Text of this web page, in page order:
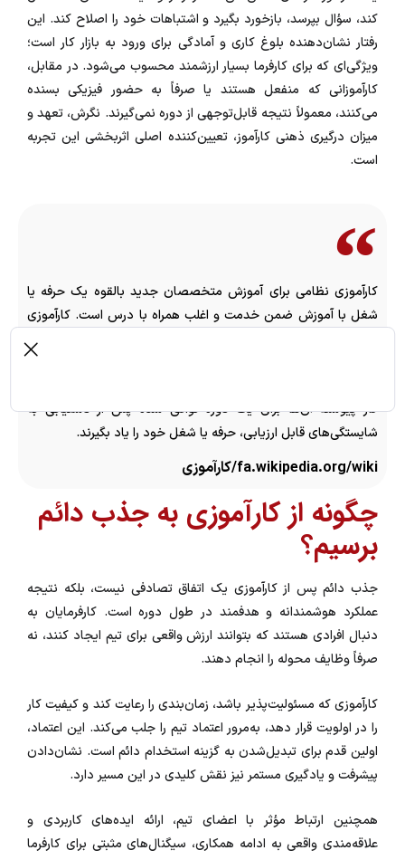
کند، سؤال بپرسد، بازخورد بگیرد و اشتباهات خود را اصلاح کند. این
رفتار نشان‌دهنده بلوغ کاری و آمادگی برای ورود به بازار کار است؛
ویژگی‌ای که برای کارفرما بسیار ارزشمند محسوب می‌شود. در مقابل،
کارآموزانی که منفعل هستند یا صرفاً به حضور فیزیکی بسنده
می‌کنند، معمولاً نتیجه قابل‌توجهی از دوره نمی‌گیرند. نگرش، تعهد و
میزان درگیری ذهنی کارآموز، تعیین‌کننده اصلی اثربخشی این تجربه
است.
کارآموزی نظامی برای آموزش متخصصان جدید بالقوه یک حرفه یا
شغل با آموزش ضمن خدمت و اغلب همراه با درس است. کارآموزی
همچنین ممکن است متخصصان را توانمند سازد تا مجوز فعالیت در
یک شغل تحت نظارت را کسب کنند. بیشتر آموزش آن‌ها در هنگام کار
کار پیوسته آن‌ها برای یک دوره توافق شده پس از دستیابی به
شایستگی‌های قابل ارزیابی، حرفه یا شغل خود را یاد بگیرند.
fa.wikipedia.org/wiki/کارآموزی
چگونه از کارآموزی به جذب دائم
برسیم؟
جذب دائم پس از کارآموزی یک اتفاق تصادفی نیست، بلکه نتیجه
عملکرد هوشمندانه و هدفمند در طول دوره است. کارفرمایان به
دنبال افرادی هستند که بتوانند ارزش واقعی برای تیم ایجاد کنند، نه
صرفاً وظایف محوله را انجام دهند.
کارآموزی که مسئولیت‌پذیر باشد، زمان‌بندی را رعایت کند و کیفیت کار
را در اولویت قرار دهد، به‌مرور اعتماد تیم را جلب می‌کند. این اعتماد،
اولین قدم برای تبدیل‌شدن به گزینه استخدام دائم است. نشان‌دادن
پیشرفت و یادگیری مستمر نیز نقش کلیدی در این مسیر دارد.
همچنین ارتباط مؤثر با اعضای تیم، ارائه ایده‌های کاربردی و
علاقه‌مندی واقعی به ادامه همکاری، سیگنال‌های مثبتی برای کارفرما